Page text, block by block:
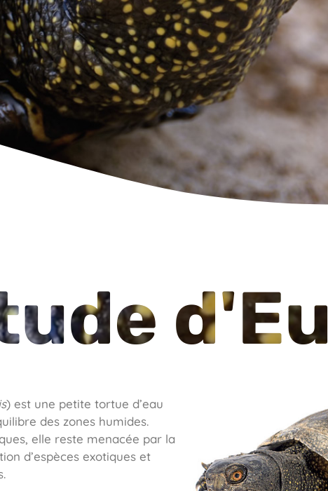
) est une petite tortue d’eau
des zones humides.
elle reste menacée par la
d’espèces exotiques et